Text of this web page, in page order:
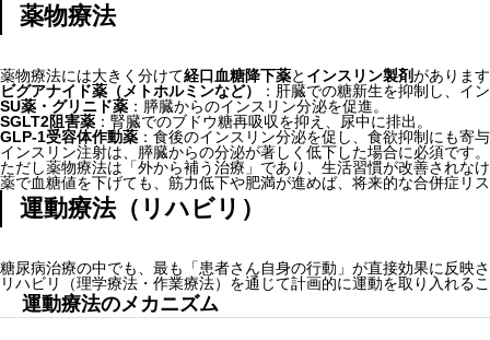
薬物療法
薬物療法には大きく分けて経口血糖降下薬と インスリン製剤がありま
ビグアナイド薬（メトホルミンなど）
：肝臓での糖新生を抑制し、イ
SU薬・グリニド薬 ：膵臓からのインスリン分泌を促進。
SGLT2阻害薬 ：腎臓でのブドウ糖再吸収を抑え、尿中に排出。
GLP-1受容体作動薬 ：食後のインスリン分泌を促し、食欲抑制にも寄
インスリン注射は、膵臓からの分泌が著しく低下した場合に必須です。
ただし薬物療法は「外から補う治療」であり、生活習慣が改善されな
薬で血糖値を下げても、筋力低下や肥満が進めば、将来的な合併症リ
運動療法（リハビリ）
糖尿病治療の中でも、最も「患者さん自身の行動」が直接効果に反映
リハビリ（理学療法・作業療法）を通じて計画的に運動を取り入れる
運動療法のメカニズム